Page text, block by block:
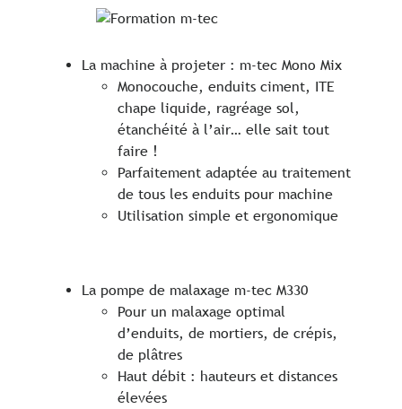
La machine à projeter : m-tec Mono Mix
Monocouche, enduits ciment, ITE
chape liquide, ragréage sol,
étanchéité à l’air… elle sait tout
faire !
Parfaitement adaptée au traitement
de tous les enduits pour machine
Utilisation simple et ergonomique
La pompe de malaxage m-tec M330
Pour un malaxage optimal
d’enduits, de mortiers, de crépis,
de plâtres
Haut débit : hauteurs et distances
élevées